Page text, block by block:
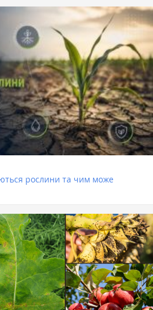
рослини та чим може